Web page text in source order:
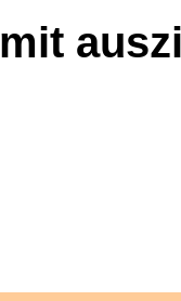
mit